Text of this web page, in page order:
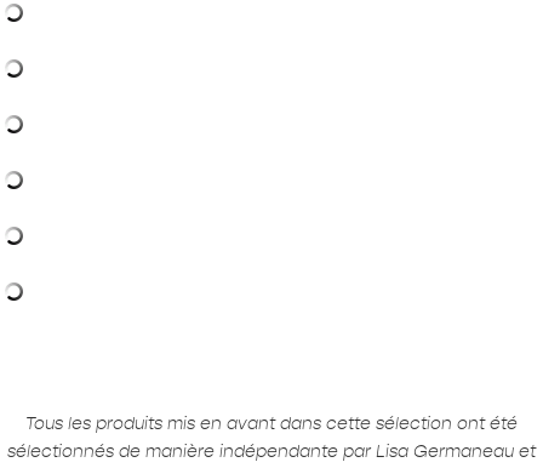
Tous les produits mis en avant dans cette sélection ont été
sélectionnés de manière indépendante par Lisa Germaneau et